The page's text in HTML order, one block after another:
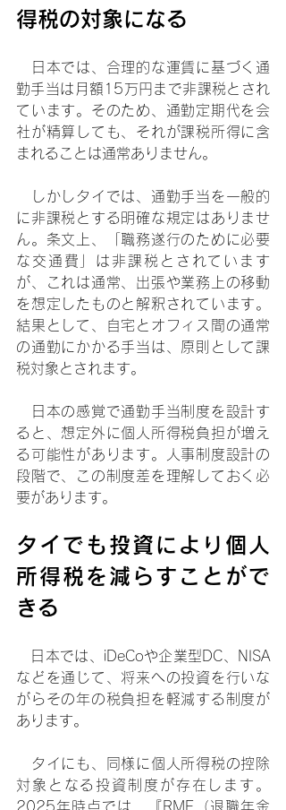
得税の対象になる
日本では、合理的な運賃に基づく通
勤手当は月額15万円まで非課税とされ
ています。そのため、通勤定期代を会
社が精算しても、それが課税所得に含
まれることは通常ありません。
しかしタイでは、通勤手当を一般的
に非課税とする明確な規定はありませ
ん。条文上、「職務遂行のために必要
な交通費」は非課税とされています
が、これは通常、出張や業務上の移動
を想定したものと解釈されています。
結果として、自宅とオフィス間の通常
の通勤にかかる手当は、原則として課
税対象とされます。
日本の感覚で通勤手当制度を設計す
ると、想定外に個人所得税負担が増え
る可能性があります。人事制度設計の
段階で、この制度差を理解しておく必
要があります。
タイでも投資により個人
所得税を減らすことがで
きる
日本では、iDeCoや企業型DC、NISA
などを通じて、将来への投資を行いな
がらその年の税負担を軽減する制度が
あります。
タイにも、同様に個人所得税の控除
対象となる投資制度が存在します。
2025年時点では、『RMF（退職年金